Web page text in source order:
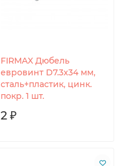
FIRMAX Дюбель
евровинт D7.3x34 мм,
сталь+пластик, цинк.
покр. 1 шт.
2 ₽